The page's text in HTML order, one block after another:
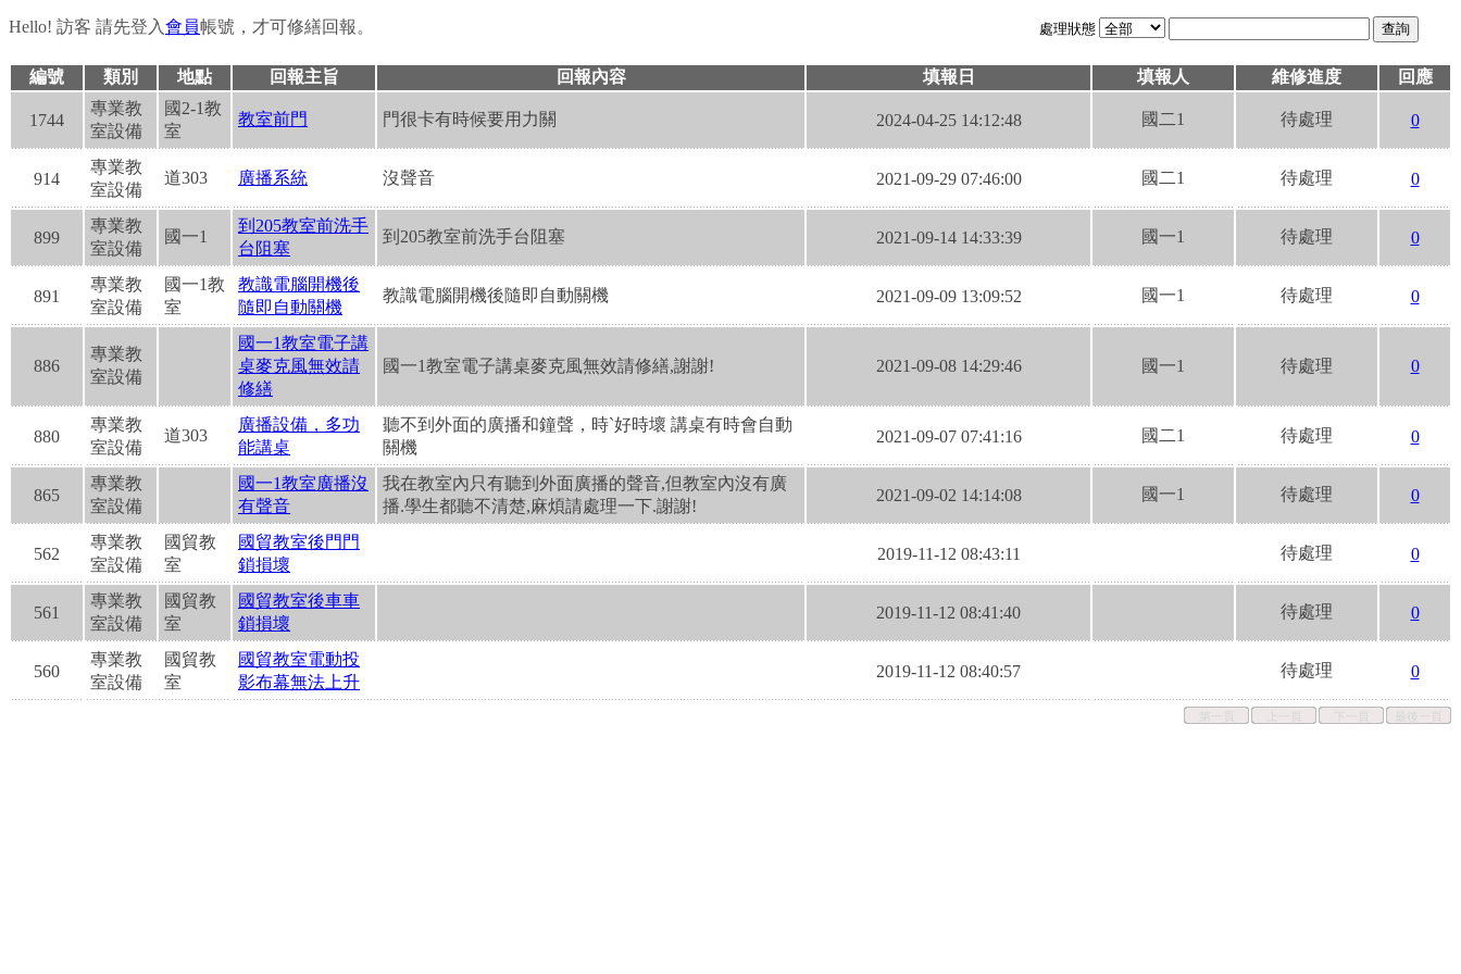
報
修
系
統
Hello! 訪客 請先登入會員帳號，才可修繕回報。 處理狀態
編號 類別 地點 回報主旨 回報內容 填報日 填報人 維修進度 回應
1744
專業教
室設備
國2-1教
室
教室前門 門很卡有時候要用力關 2024-04-25 14:12:48 國二1 待處理 0
914
專業教
室設備
道303 廣播系統 沒聲音 2021-09-29 07:46:00 國二1 待處理 0
899
專業教
室設備
國一1
到205教室前洗手
台阻塞
到205教室前洗手台阻塞 2021-09-14 14:33:39 國一1 待處理 0
891
專業教
室設備
國一1教
室
教識電腦開機後
隨即自動關機
教識電腦開機後隨即自動關機 2021-09-09 13:09:52 國一1 待處理 0
886
專業教
室設備
國一1教室電子講
桌麥克風無效請
修繕
國一1教室電子講桌麥克風無效請修繕,謝謝! 2021-09-08 14:29:46 國一1 待處理 0
880
專業教
室設備
道303
廣播設備，多功
能講桌
聽不到外面的廣播和鐘聲，時ˋ好時壞 講桌有時會自動
關機
2021-09-07 07:41:16 國二1 待處理 0
865
專業教
室設備
國一1教室廣播沒
有聲音
我在教室內只有聽到外面廣播的聲音,但教室內沒有廣
播.學生都聽不清楚,麻煩請處理一下.謝謝!
2021-09-02 14:14:08 國一1 待處理 0
562
專業教
室設備
國貿教
室
國貿教室後門門
鎖損壞
2019-11-12 08:43:11 待處理 0
561
專業教
室設備
國貿教
室
國貿教室後車車
鎖損壞
2019-11-12 08:41:40 待處理 0
560
專業教
室設備
國貿教
室
國貿教室電動投
影布幕無法上升
2019-11-12 08:40:57 待處理 0